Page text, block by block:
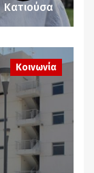
Κατιούσα
Κοινωνία